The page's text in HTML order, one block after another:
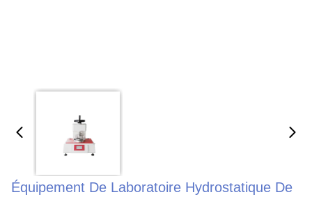
Équipement De Laboratoire Hydrostatique De